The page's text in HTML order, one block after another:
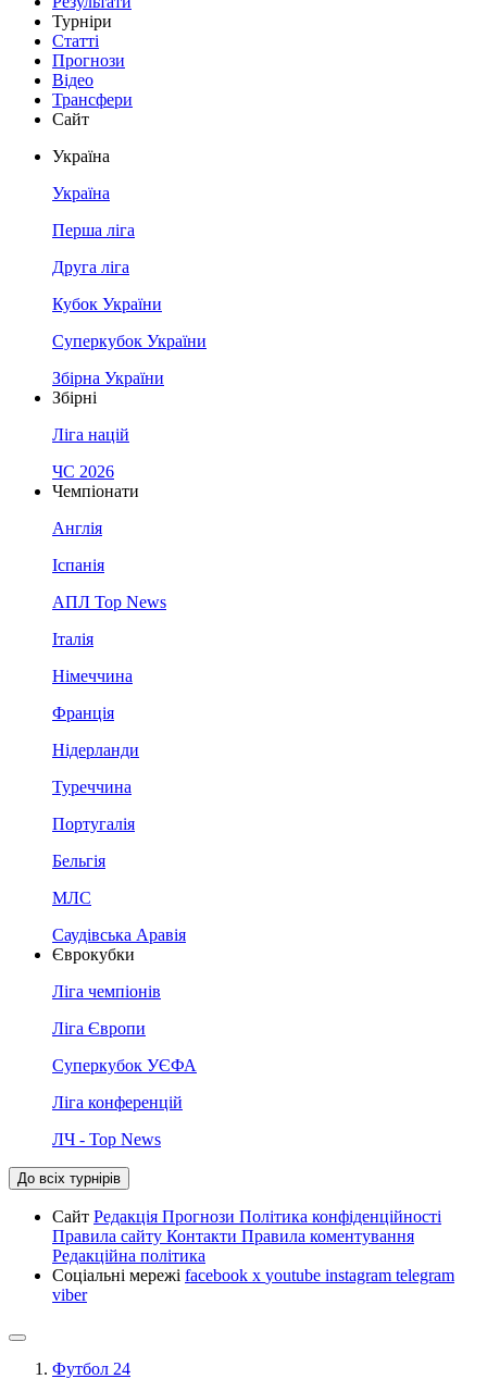
Турніри
Статті
Прогнози
Відео
Трансфери
Сайт
Україна
Україна
Перша ліга
Друга ліга
Кубок України
Суперкубок України
Збірна України
Збірні
Ліга націй
ЧС 2026
Чемпіонати
Англія
Іспанія
АПЛ Top News
Італія
Німеччина
Франція
Нідерланди
Туреччина
Португалія
Бельгія
МЛС
Саудівська Аравія
Єврокубки
Ліга чемпіонів
Ліга Європи
Суперкубок УЄФА
Ліга конференцій
ЛЧ - Top News
До всіх турнірів
Сайт Редакція Прогнози Політика конфіденційності
Правила сайту Контакти Правила коментування
Редакційна політика
Соціальні мережі facebook x youtube instagram telegram
viber
Футбол 24